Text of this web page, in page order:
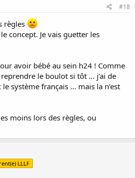
#18
règles
concept. Je vais guetter les
avoir bébé au sein h24 ! Comme
le boulot si tôt ... j’ai de
système français ... mais la n’est
moins lors des règles, ou
LLLF